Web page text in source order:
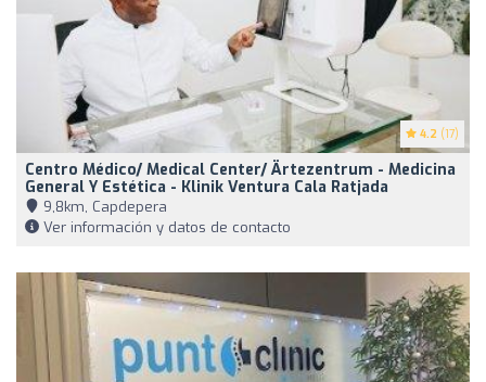
4.2 (17)
Centro Médico/ Medical Center/ Ärtezentrum - Medicina
General Y Estética - Klinik Ventura Cala Ratjada
9,8km, Capdepera
Ver información y datos de contacto